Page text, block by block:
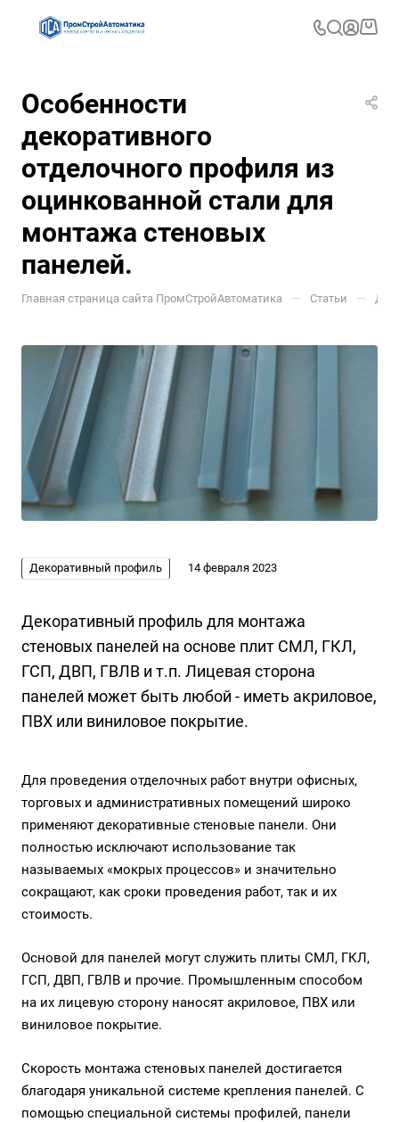
Особенности
декоративного
отделочного профиля из
оцинкованной стали для
монтажа стеновых
панелей.
Главная страница сайта ПромСтройАвтоматика — Статьи —
Декоративный профиль 14 февраля 2023
Декоративный профиль для монтажа
стеновых панелей на основе плит СМЛ, ГКЛ,
ГСП, ДВП, ГВЛВ и т.п. Лицевая сторона
панелей может быть любой - иметь акриловое,
ПВХ или виниловое покрытие.
Для проведения отделочных работ внутри офисных,
торговых и административных помещений широко
применяют декоративные стеновые панели. Они
полностью исключают использование так
называемых «мокрых процессов» и значительно
сокращают, как сроки проведения работ, так и их
стоимость.
Основой для панелей могут служить плиты СМЛ, ГКЛ,
ГСП, ДВП, ГВЛВ и прочие. Промышленным способом
на их лицевую сторону наносят акриловое, ПВХ или
виниловое покрытие.
Скорость монтажа стеновых панелей достигается
благодаря уникальной системе крепления панелей. С
помощью специальной системы профилей, панели